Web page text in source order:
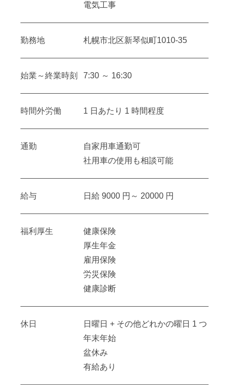
電気工事
勤務地 札幌市北区新琴似町1010-35
始業～終業時刻 7:30 ～ 16:30
時間外労働 1 日あたり 1 時間程度
通勤
自家用車通勤可
社用車の使用も相談可能
給与 日給 9000 円～ 20000 円
福利厚生
健康保険
厚生年金
雇用保険
労災保険
健康診断
休日
日曜日 + その他どれかの曜日 1 つ
年末年始
盆休み
有給あり